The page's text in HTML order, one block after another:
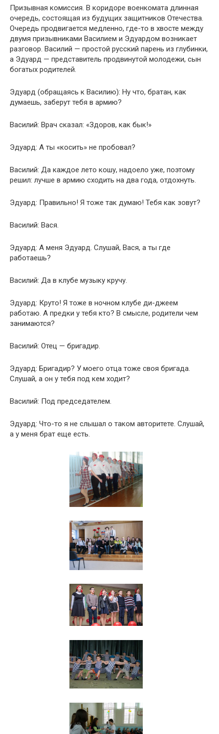
Призывная комиссия. В коридоре военкомата длинная
очередь, состоящая из будущих защитников Отечества.
Очередь продвигается медленно, где-то в хвосте между
двумя призывниками Василием и Эдуардом возникает
разговор. Василий — простой русский парень из глубинки,
а Эдуард — представитель продвинутой молодежи, сын
богатых родителей.
Эдуард (обращаясь к Василию): Ну что, братан, как
думаешь, заберут тебя в армию?
Василий: Врач сказал: «Здоров, как бык!»
Эдуард: А ты «косить» не пробовал?
Василий: Да каждое лето кошу, надоело уже, поэтому
решил: лучше в армию сходить на два года, отдохнуть.
Эдуард: Правильно! Я тоже так думаю! Тебя как зовут?
Василий: Вася.
Эдуард: А меня Эдуард. Слушай, Вася, а ты где
работаешь?
Василий: Да в клубе музыку кручу.
Эдуард: Круто! Я тоже в ночном клубе ди-джеем
работаю. А предки у тебя кто? В смысле, родители чем
занимаются?
Василий: Отец — бригадир.
Эдуард: Бригадир? У моего отца тоже своя бригада.
Слушай, а он у тебя под кем ходит?
Василий: Под председателем.
Эдуард: Что-то я не слышал о таком авторитете. Слушай,
а у меня брат еще есть.